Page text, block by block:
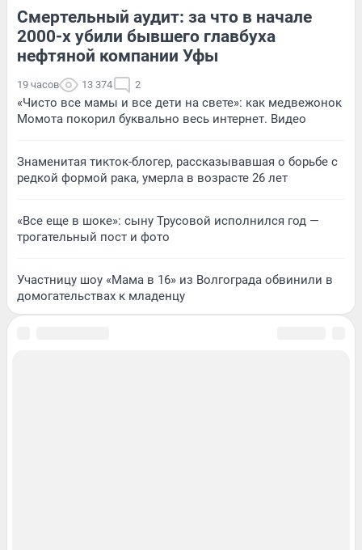
Смертельный аудит: за что в начале
2000-х убили бывшего главбуха
нефтяной компании Уфы
19 часов 13 374 2
«Чисто все мамы и все дети на свете»: как медвежонок
Момота покорил буквально весь интернет. Видео
Знаменитая тикток-блогер, рассказывавшая о борьбе с
редкой формой рака, умерла в возрасте 26 лет
«Все еще в шоке»: сыну Трусовой исполнился год —
трогательный пост и фото
Участницу шоу «Мама в 16» из Волгограда обвинили в
домогательствах к младенцу